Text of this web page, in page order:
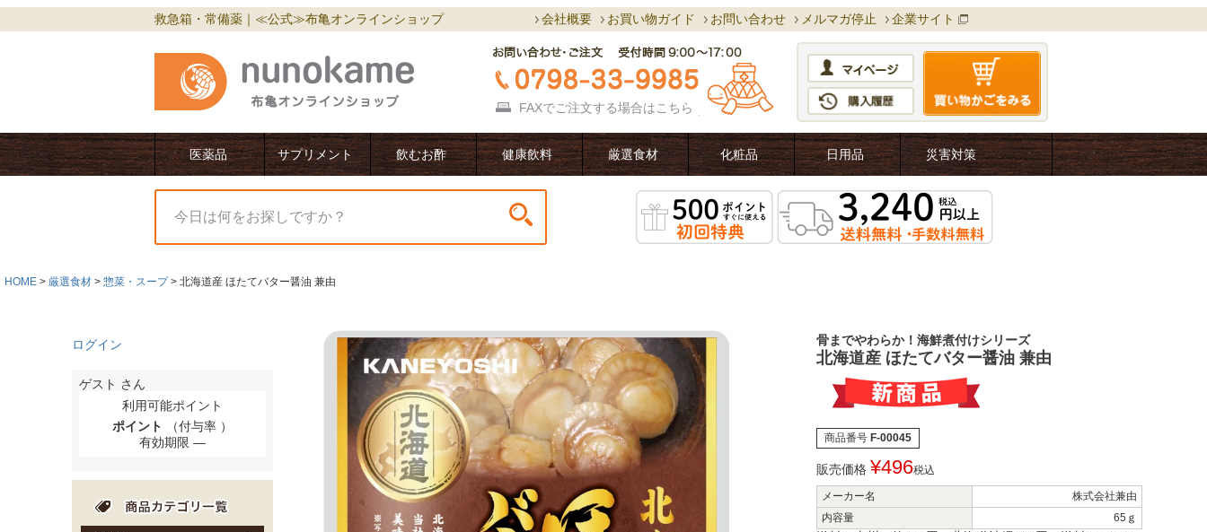
救急箱・常備薬｜≪公式≫布亀オンラインショップ 会社概要 お買い物ガイド お問い合わせ メルマガ停止 企業サイト
FAXでご注文する場合は こちら
医薬品 サプリメント 飲むお酢 健康飲料 厳選食材 化粧品 日用品 災害対策
HOME 厳選食材 惣菜・スープ 北海道産 ほたてバター醤油 兼由
ログイン
ゲスト さん
利用可能ポイント
ポイント
（付与率 ）
有効期限
骨までやわらか！海鮮煮付けシリーズ
北海道産 ほたてバター醤油 兼由
商品番号 F-00045
販売価格 ¥496税込
メーカー名
株式会社兼由
内容量
65ｇ